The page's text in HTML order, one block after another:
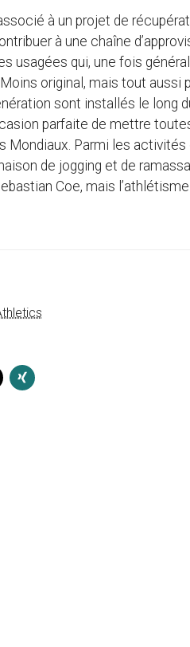
à un projet de
à une chaîne
usagées qui, une fois
original, mais tout aussi
sont installés le long
parfaite de mettre
Mondiaux. Parmi les
de jogging et de
Coe, mais